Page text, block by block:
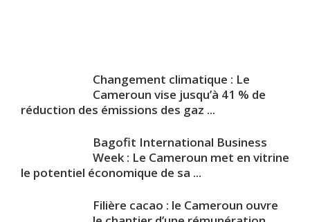
Changement climatique : Le
Cameroun vise jusqu’à 41 % de
réduction des émissions des gaz ...
Bagofit International Business
Week : Le Cameroun met en vitrine
le potentiel économique de sa ...
Filière cacao : le Cameroun ouvre